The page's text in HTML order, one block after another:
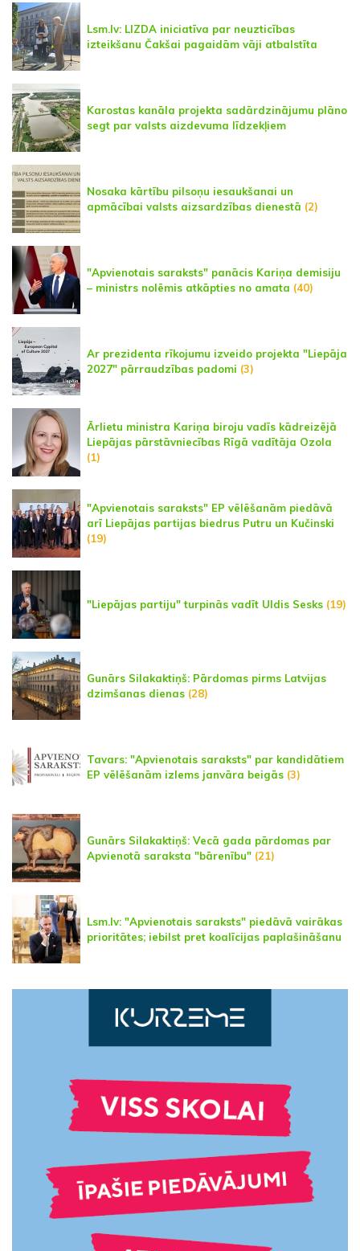
Lsm.lv: LIZDA iniciatīva par neuzticības
izteikšanu Čakšai pagaidām vāji atbalstīta
Karostas kanāla projekta sadārdzinājumu plāno
segt par valsts aizdevuma līdzekļiem
Nosaka kārtību pilsoņu iesaukšanai un
apmācībai valsts aizsardzības dienestā (2)
"Apvienotais saraksts" panācis Kariņa demisiju
– ministrs nolēmis atkāpties no amata (40)
Ar prezidenta rīkojumu izveido projekta "Liepāja
2027" pārraudzības padomi (3)
Ārlietu ministra Kariņa biroju vadīs kādreizējā
Liepājas pārstāvniecības Rīgā vadītāja Ozola
(1)
"Apvienotais saraksts" EP vēlēšanām piedāvā
arī Liepājas partijas biedrus Putru un Kučinski
(19)
"Liepājas partiju" turpinās vadīt Uldis Sesks (19)
Gunārs Silakaktiņš: Pārdomas pirms Latvijas
dzimšanas dienas (28)
Tavars: "Apvienotais saraksts" par kandidātiem
EP vēlēšanām izlems janvāra beigās (3)
Gunārs Silakaktiņš: Vecā gada pārdomas par
Apvienotā saraksta "bārenību" (21)
Lsm.lv: "Apvienotais saraksts" piedāvā vairākas
prioritātes; iebilst pret koalīcijas paplašināšanu